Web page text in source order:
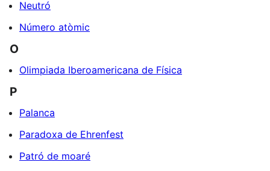
Neutró
Número atòmic
O
Olimpiada Iberoamericana de Física
P
Palanca
Paradoxa de Ehrenfest
Patró de moaré